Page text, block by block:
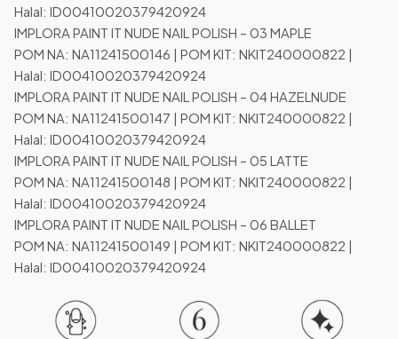
Halal: ID00410020379420924
IMPLORA PAINT IT NUDE NAIL POLISH – 03 MAPLE
POM NA: NA11241500146 | POM KIT: NKIT240000822 |
Halal: ID00410020379420924
IMPLORA PAINT IT NUDE NAIL POLISH – 04 HAZELNUDE
POM NA: NA11241500147 | POM KIT: NKIT240000822 |
Halal: ID00410020379420924
IMPLORA PAINT IT NUDE NAIL POLISH – 05 LATTE
POM NA: NA11241500148 | POM KIT: NKIT240000822 |
Halal: ID00410020379420924
IMPLORA PAINT IT NUDE NAIL POLISH – 06 BALLET
POM NA: NA11241500149 | POM KIT: NKIT240000822 |
Halal: ID00410020379420924